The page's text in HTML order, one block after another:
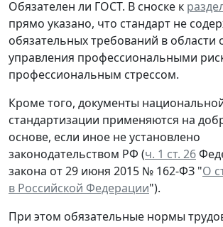
Обязателен ли ГОСТ. В сноске к
прямо указано, что стандарт не
обязательных требований в области
управления профессиональными
профессиональным стрессом.
Кроме того, документы
стандартизации применяются на
основе, если иное не установлено
законодательством РФ (ч. 1 ст. 26
закона от 29 июня 2015 № 162-ФЗ "О
в Российской Федерации").
При этом обязательные нормы